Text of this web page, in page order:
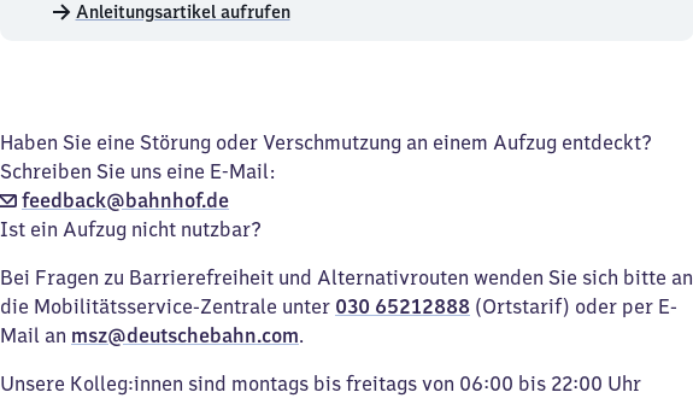
merken.
Anleitungsartikel aufrufen
Haben Sie eine Störung oder Verschmutzung an einem Aufzug entdeckt?
Schreiben Sie uns eine E-Mail:
feedback@bahnhof.de
Ist ein Aufzug nicht nutzbar?
Bei Fragen zu Barrierefreiheit und Alternativrouten wenden Sie sich bitte an
die Mobilitätsservice-Zentrale unter 030 65212888 (Ortstarif) oder per E-
Mail an msz@deutschebahn.com.
Unsere Kolleg:innen sind montags bis freitags von 06:00 bis 22:00 Uhr